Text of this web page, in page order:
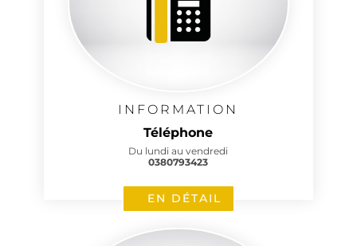
INFORMATION
Téléphone
Du lundi au vendredi
0380793423
EN DÉTAIL